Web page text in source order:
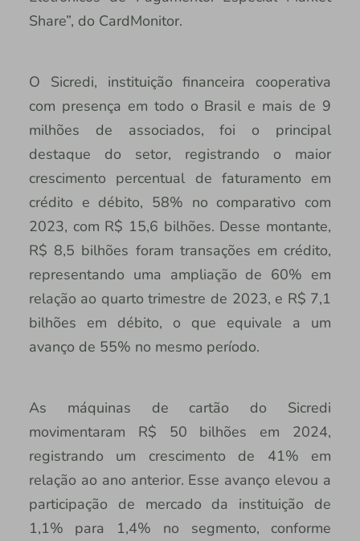
Share”, do CardMonitor.
O Sicredi, instituição financeira cooperativa
com presença em todo o Brasil e mais de 9
milhões de associados, foi o principal
destaque do setor, registrando o maior
crescimento percentual de faturamento em
crédito e débito, 58% no comparativo com
2023, com R$ 15,6 bilhões. Desse montante,
R$ 8,5 bilhões foram transações em crédito,
representando uma ampliação de 60% em
relação ao quarto trimestre de 2023, e R$ 7,1
bilhões em débito, o que equivale a um
avanço de 55% no mesmo período.
As máquinas de cartão do Sicredi
movimentaram R$ 50 bilhões em 2024,
registrando um crescimento de 41% em
relação ao ano anterior. Esse avanço elevou a
participação de mercado da instituição de
1,1% para 1,4% no segmento, conforme